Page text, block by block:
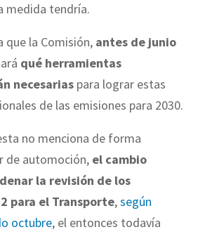
medida tendría.
que la Comisión, antes de junio
qué herramientas
necesarias para lograr estas
de las emisiones para 2030.
no menciona de forma
de automoción, el cambio
la revisión de los
para el Transporte,según
octubre, el entonces todavía